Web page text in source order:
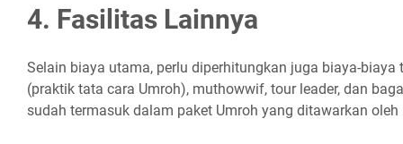
4. Fasilitas Lainnya
Selain biaya utama, perlu diperhitungkan juga biaya-
(praktik tata cara Umroh), muthowwif, tour leader, dan
sudah termasuk dalam paket Umroh yang ditawarkan oleh